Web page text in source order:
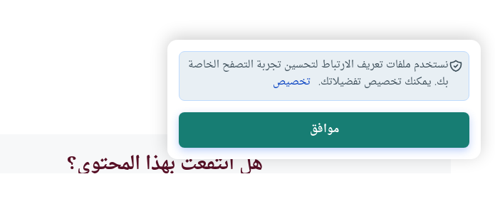
هل انتفعت بهذا المحتوى؟
نستخدم ملفات تعريف الارتباط لتحسين تجربة التصفح الخاصة
بك. يمكنك تخصيص تفضيلاتك. تخصيص
موافق